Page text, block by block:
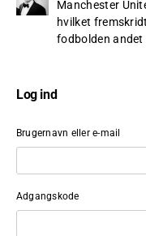
Manchester
hvilket
fodbolden andet
Log ind
Brugernavn eller e-mail
Adgangskode